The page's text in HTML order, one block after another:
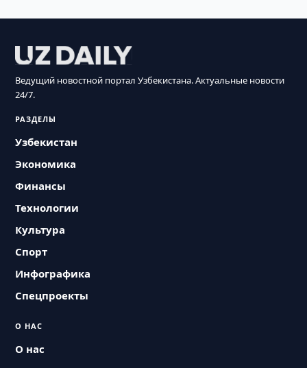
Ведущий новостной портал Узбекистана. Актуальные новости
24/7.
РАЗДЕЛЫ
Узбекистан
Экономика
Финансы
Технологии
Культура
Спорт
Инфографика
Спецпроекты
О НАС
О нас